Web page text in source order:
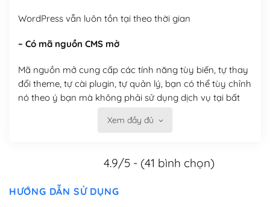
WordPress vẫn luôn tồn tại theo thời gian
– Có mã nguồn CMS mở
Mã nguồn mở cung cấp các tính năng tùy biến, tự thay
đổi theme, tự cài plugin, tự quản lý, bạn có thể tùy chỉnh
nó theo ý bạn mà không phải sử dụng dịch vụ tại bất
Xem đầy đủ
4.9/5 - (41 bình chọn)
HƯỚNG DẪN SỬ DỤNG